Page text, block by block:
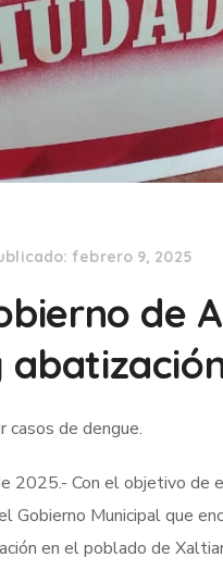
febrero 9, 2025
de
casos de dengue.
2025.- Con el objetivo
Gobierno Municipal que
en el poblado de